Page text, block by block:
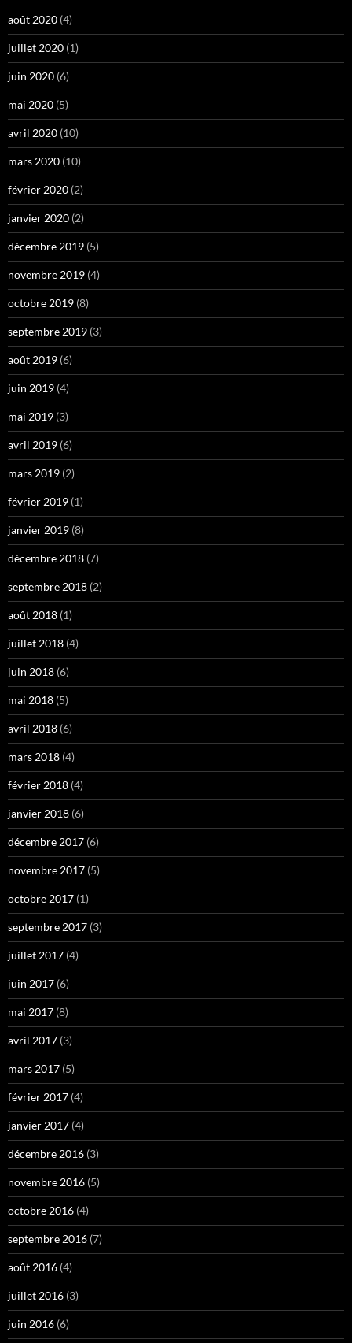
août 2020 (4)
juillet 2020 (1)
juin 2020 (6)
mai 2020 (5)
avril 2020 (10)
mars 2020 (10)
février 2020 (2)
janvier 2020 (2)
décembre 2019 (5)
novembre 2019 (4)
octobre 2019 (8)
septembre 2019 (3)
août 2019 (6)
juin 2019 (4)
mai 2019 (3)
avril 2019 (6)
mars 2019 (2)
février 2019 (1)
janvier 2019 (8)
décembre 2018 (7)
septembre 2018 (2)
août 2018 (1)
juillet 2018 (4)
juin 2018 (6)
mai 2018 (5)
avril 2018 (6)
mars 2018 (4)
février 2018 (4)
janvier 2018 (6)
décembre 2017 (6)
novembre 2017 (5)
octobre 2017 (1)
septembre 2017 (3)
juillet 2017 (4)
juin 2017 (6)
mai 2017 (8)
avril 2017 (3)
mars 2017 (5)
février 2017 (4)
janvier 2017 (4)
décembre 2016 (3)
novembre 2016 (5)
octobre 2016 (4)
septembre 2016 (7)
août 2016 (4)
juillet 2016 (3)
juin 2016 (6)